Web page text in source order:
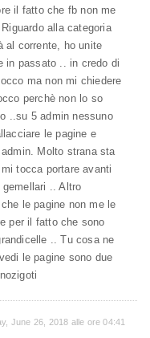
il fatto che fb non me
alla categoria
al corrente, ho unite
in passato .. in credo di
ma non mi chiedere
perchè non lo so
..su 5 admin nessuno
le pagine e
Molto strana sta
tocca portare avanti
gemellari .. Altro
le pagine non me le
per il fatto che sono
.. Tu cosa ne
le pagine sono due
June 26, 2018 alle ore 04:41